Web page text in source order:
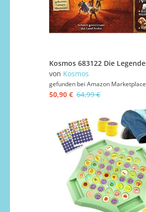
von Kosmos
gefunden bei Amazon Marketplace
50,90 € 64,99 €